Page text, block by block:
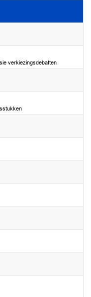
verkiezingsdebatten